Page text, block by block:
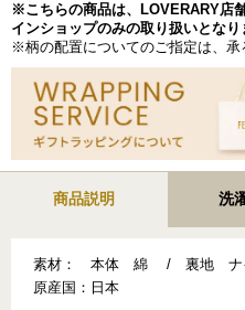
※こちらの商品は、LOVERARY店
インショップのみの取り扱いとなり
※柄の配置についてのご指定は、承
商品説明 洗
素材：
本体 綿 / 裏地 ナ
原産国： 日本